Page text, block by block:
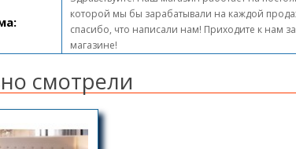
которой мы бы зарабатывали на каждой
спасибо, что написали нам! Приходите к нам
магазине!
смотрели